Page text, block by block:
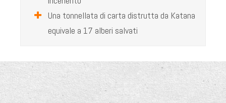
Una tonnellata di carta distrutta da Katana
equivale a 17 alberi salvati